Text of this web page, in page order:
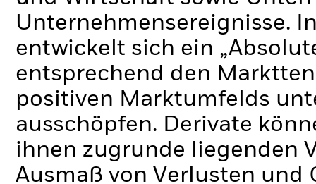
Unternehmensereignisse.
entwickelt sich ein
entsprechend den
positiven Marktumfelds
ausschöpfen. Derivate
ihnen zugrunde liegenden
Ausmaß von Verlusten und